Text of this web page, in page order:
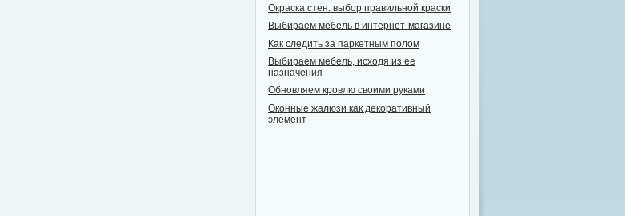
Окраска стен: выбор правильной краски
Выбираем мебель в интернет-магазине
Как следить за паркетным полом
Выбираем мебель, исходя из ее
назначения
Обновляем кровлю своими руками
Оконные жалюзи как декоративный
элемент